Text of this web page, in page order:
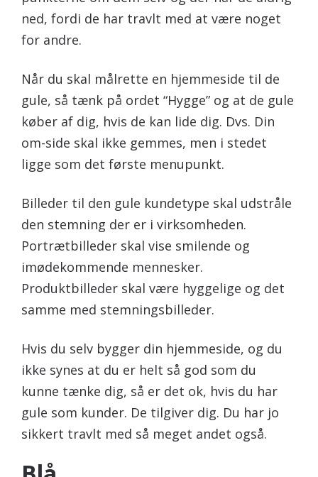
ned, fordi de har travlt med at være noget
for andre.
Når du skal målrette en hjemmeside til de
gule, så tænk på ordet “Hygge” og at de gule
køber af dig, hvis de kan lide dig. Dvs. Din
om-side skal ikke gemmes, men i stedet
ligge som det første menupunkt.
Billeder til den gule kundetype skal udstråle
den stemning der er i virksomheden.
Portrætbilleder skal vise smilende og
imødekommende mennesker.
Produktbilleder skal være hyggelige og det
samme med stemningsbilleder.
Hvis du selv bygger din hjemmeside, og du
ikke synes at du er helt så god som du
kunne tænke dig, så er det ok, hvis du har
gule som kunder. De tilgiver dig. Du har jo
sikkert travlt med så meget andet også.